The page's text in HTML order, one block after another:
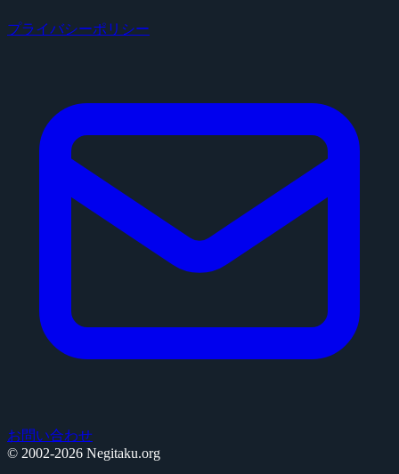
プライバシーポリシー
お問い合わせ
© 2002-2026 Negitaku.org